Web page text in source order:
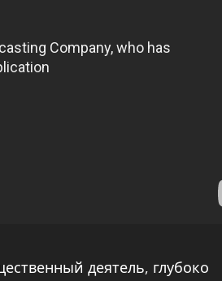
деятель, глубоко